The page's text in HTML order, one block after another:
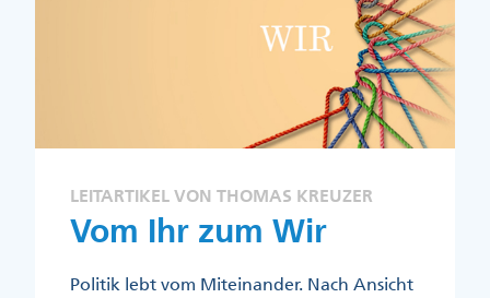
LEITARTIKEL VON THOMAS KREUZER
Vom Ihr zum Wir
Politik lebt vom Miteinander. Nach Ansicht